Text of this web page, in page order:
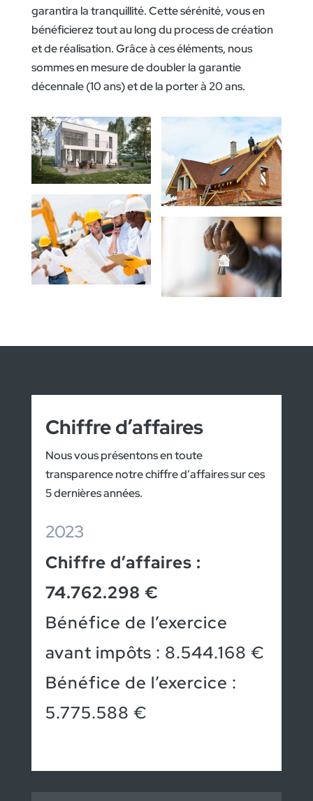
garantira la tranquillité. Cette sérénité, vous en
bénéficierez tout au long du process de création
et de réalisation. Grâce à ces éléments, nous
sommes en mesure de doubler la garantie
décennale (10 ans) et de la porter à 20 ans.
Chiffre d’affaires
Nous vous présentons en toute
transparence notre chiffre d’affaires sur ces
5 dernières années.
2023
Chiffre d’affaires :
74.762.298 €
Bénéfice de l’exercice
avant impôts : 8.544.168 €
Bénéfice de l’exercice :
5.775.588 €